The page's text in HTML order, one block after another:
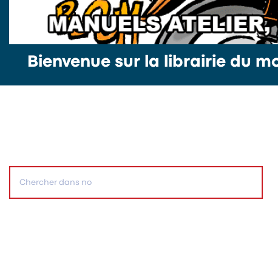
Bienvenue sur la librairie du